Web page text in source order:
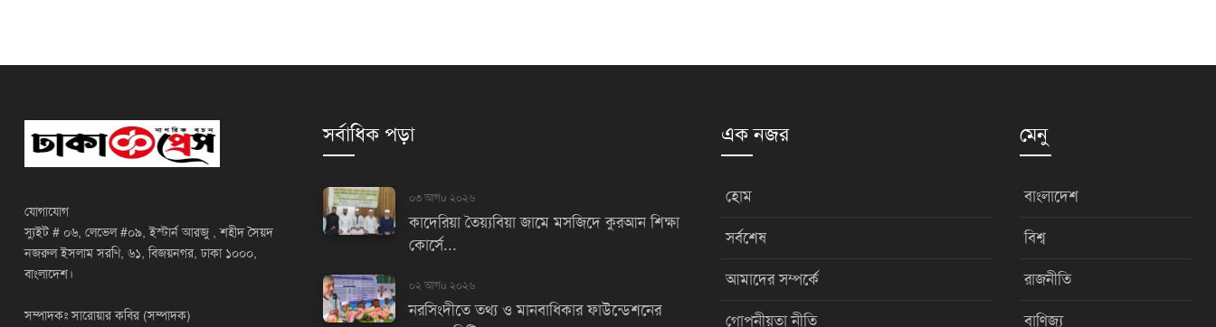
যোগাযোগ
স্যুইট # ০৬, লেভেল #০৯, ইস্টার্ন আরজু , শহীদ সৈয়দ
নজরুল ইসলাম সরণি, ৬১, বিজয়নগর, ঢাকা ১০০০,
বাংলাদেশ।
সম্পাদকঃ সারোয়ার কবির (সম্পাদক)
সর্বাধিক পড়া
০৩ আগu ২০২৬
কাদেরিয়া তৈয়্যবিয়া জামে মসজিদে কুরআন শিক্ষা
কোর্সে...
০২ আগu ২০২৬
নরসিংদীতে তথ্য ও মানবাধিকার ফাউন্ডেশনের
এক নজর
হোম
সর্বশেষ
আমাদের সম্পর্কে
গোপনীয়তা নীতি
মেনু
বাংলাদেশ
বিশ্ব
রাজনীতি
বাণিজ্য